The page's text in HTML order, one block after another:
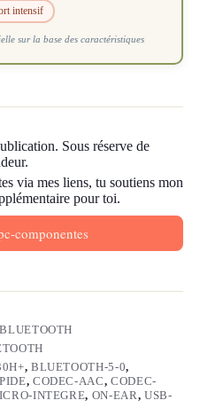
intensif
sur la base des caractéristiques
Sous réserve de
via mes liens, tu soutiens mon
pour toi.
componentes
, BLUETOOTH-5-0,
, CODEC-AAC,CODEC-
INTEGRE, ON-EAR, USB-